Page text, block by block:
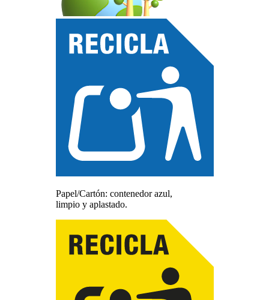
Papel/Cartón: contenedor azul,
limpio y aplastado.